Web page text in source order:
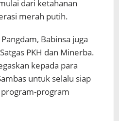
dari ketahanan
merah putih.
Babinsa juga
PKH dan Minerba.
kepada para
untuk selalu siap
program